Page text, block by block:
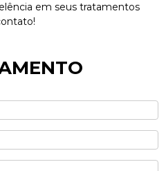
em seus tratamentos